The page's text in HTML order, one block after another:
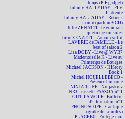
loups (PIF gadget)
Johnny HALLYDAY - PLV
L'attente
Johnny HALLYDAY - Retiens
la nuit (parfum + CD)
Julie ZENATTI - Je voudrais
que tu me consoles
Julie ZENATTI - L'amour suffit
LAVERIE de FAMILLE - Le
best of saison 2
Lisa DOBY - Live @ WYB7
Mademoiselle K - Live au
Printemps de Bourges
Michael JACKSON - HIStory
Book 1
Michel HOUELLEBECQ -
Présence humaine
NINJA TUNE - Ninjaskinz
NRJ - cassette PASSOA n° 1
OUTILS WOLF - Bulletin
d'information n°1
PHONOSCOPE - Cantique
(grotte de Lourdes)
PLACEBO - Protège-moi